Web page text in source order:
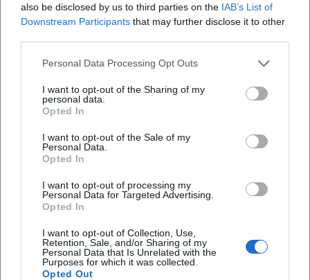
also be disclosed by us to third parties on the IAB’s List of
Downstream Participants that may further disclose it to other
Personal Data Processing Opt Outs
I want to opt-out of the Sharing of my
personal data.
Opted In
I want to opt-out of the Sale of my
Personal Data.
Opted In
I want to opt-out of processing my
Personal Data for Targeted Advertising.
Opted In
I want to opt-out of Collection, Use,
Retention, Sale, and/or Sharing of my
Personal Data that Is Unrelated with the
Purposes for which it was collected.
Opted Out
Wie viel kostet der Eintritt?
Wann ist Einlass?